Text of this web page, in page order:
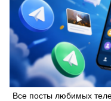
Все посты любимых